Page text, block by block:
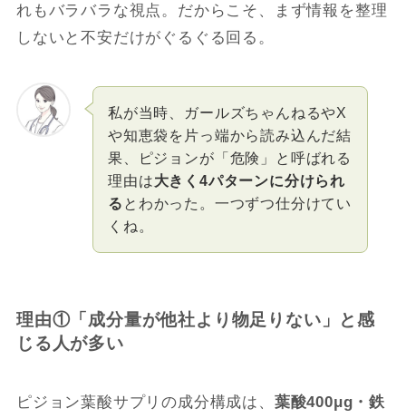
れもバラバラな視点。だからこそ、まず情報を整理
しないと不安だけがぐるぐる回る。
私が当時、ガールズちゃんねるやX
や知恵袋を片っ端から読み込んだ結
果、ピジョンが「危険」と呼ばれる
理由は大きく4パターンに分けられ
る とわかった。一つずつ仕分けてい
くね。
理由①「成分量が他社より物足りない」と感
じる人が多い
ピジョン葉酸サプリの成分構成は、 葉酸400μg・鉄